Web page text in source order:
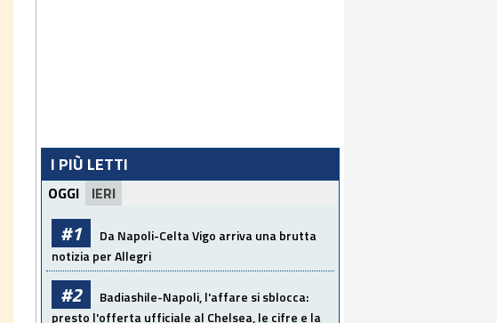
I PIÙ LETTI
OGGI IERI
#1
Da Napoli-Celta Vigo arriva una brutta
notizia per Allegri
#2
Badiashile-Napoli, l'affare si sblocca:
presto l'offerta ufficiale al Chelsea, le cifre e la